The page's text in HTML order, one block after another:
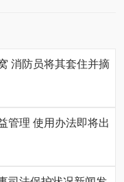
消防员将其套住并摘
管理 使用办法即将出